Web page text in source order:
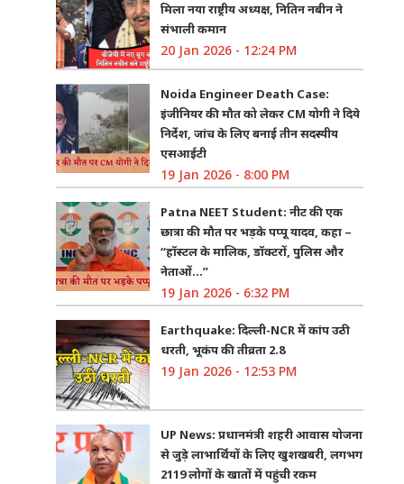
मिला नया राष्ट्रीय अध्यक्ष, नितिन नबीन ने
संभाली कमान
20 Jan 2026 - 12:24 PM
Noida Engineer Death Case:
इंजीनियर की मौत को लेकर CM योगी ने दिये
निर्देश, जांच के लिए बनाई तीन सदस्यीय
एसआईटी
19 Jan 2026 - 8:00 PM
Patna NEET Student: नीट की एक
छात्रा की मौत पर भड़के पप्पू यादव, कहा –
“हॉस्टल के मालिक, डॉक्टरों, पुलिस और
नेताओं…”
19 Jan 2026 - 6:32 PM
Earthquake: दिल्ली-NCR में कांप उठी
धरती, भूकंप की तीव्रता 2.8
19 Jan 2026 - 12:53 PM
UP News: प्रधानमंत्री शहरी आवास योजना
से जुड़े लाभार्थियों के लिए खुशखबरी, लगभग
2119 लोगों के खातों में पहुंची रकम